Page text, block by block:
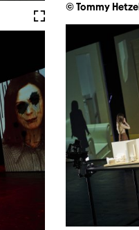
Vollbild
© Tommy Hetzel